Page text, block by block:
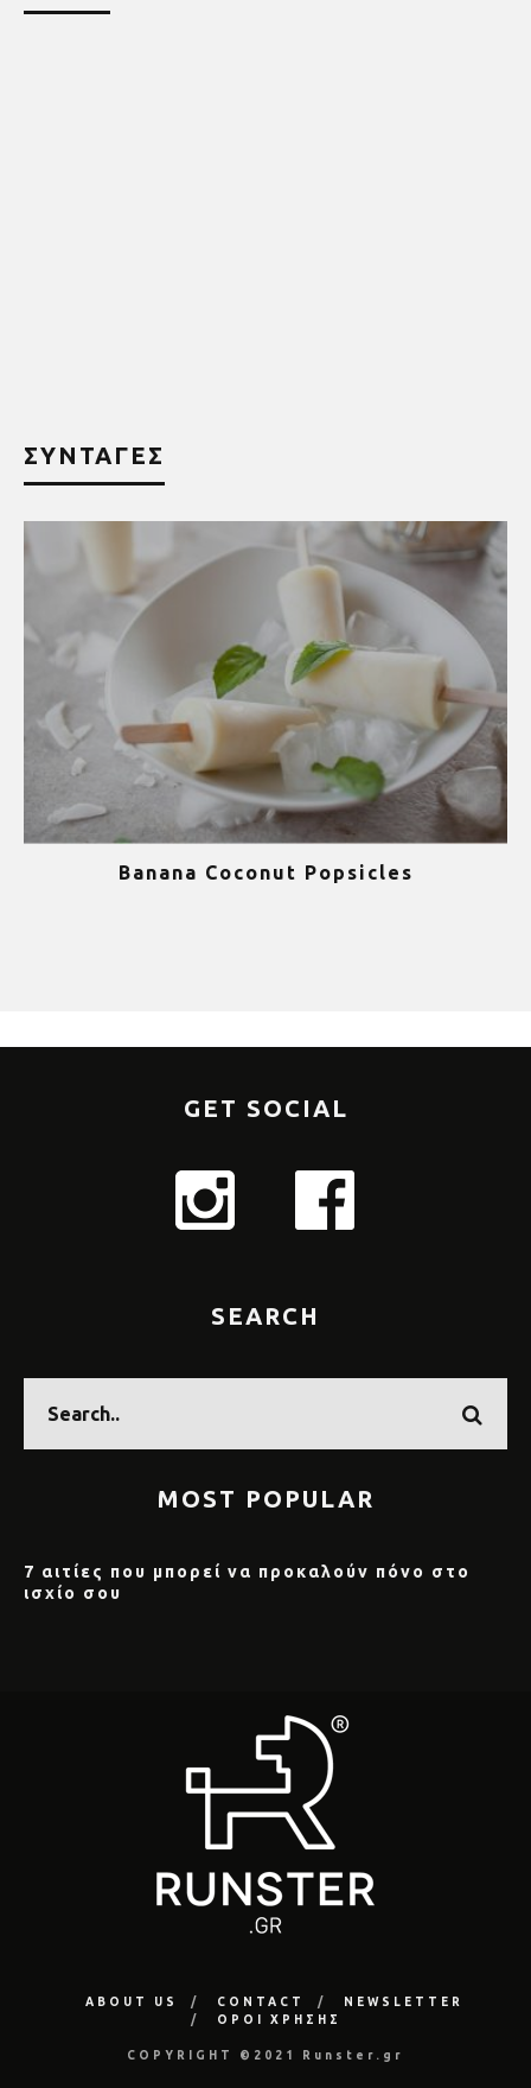
ΣΥΝΤΑΓΕΣ
Banana Coconut Popsicles
GET SOCIAL
SEARCH
MOST POPULAR
7 αιτίες που μπορεί να προκαλούν πόνο στο
ισχίο σου
ABOUT US CONTACT
NEWSLETTER
ΟΡΟΙ ΧΡΗΣΗΣ
COPYRIGHT ©2021 Runster.gr